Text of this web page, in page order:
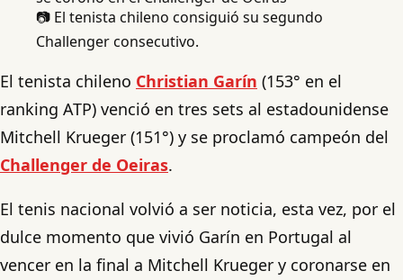
📷 El tenista chileno consiguió su segundo
Challenger consecutivo.
El tenista chileno Christian Garín (153° en el
ranking ATP) venció en tres sets al estadounidense
Mitchell Krueger (151°) y se proclamó campeón del
Challenger de Oeiras.
El tenis nacional volvió a ser noticia, esta vez, por el
dulce momento que vivió Garín en Portugal al
vencer en la final a Mitchell Krueger y coronarse en